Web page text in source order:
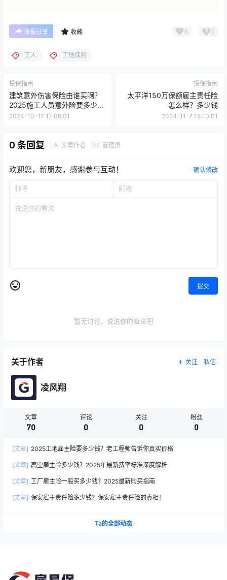
海报分享 收藏 0 0
工人 工地保险
投保指南
建筑意外伤害保险由谁买啊？
2025施工人员意外险要多少
钱？
2024-10-17 17:06:01
投保指南
太平洋150万保额雇主责任险
怎么样？多少钱
2024-11-7 15:10:01
0 条回复 A 文章作者 M 管理员
欢迎您，新朋友，感谢参与互动！ 确认修改
提交
暂无讨论，说说你的看法吧
关于作者 关注 私信
凌风翔
文章
70
评论
0
关注
0
粉丝
0
[文章] 2025工地雇主险要多少钱？老工程师告诉你真实价格
[文章] 高空雇主险多少钱？2025年最新费率标准深度解析
[文章] 工厂雇主险一般买多少钱？2025最新购买指南
[文章] 保安雇主责任险多少钱？保安雇主责任险的真相！
Ta的全部动态